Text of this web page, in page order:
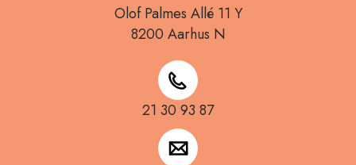
Olof Palmes Allé 11 Y
8200 Aarhus N
21 30 93 87